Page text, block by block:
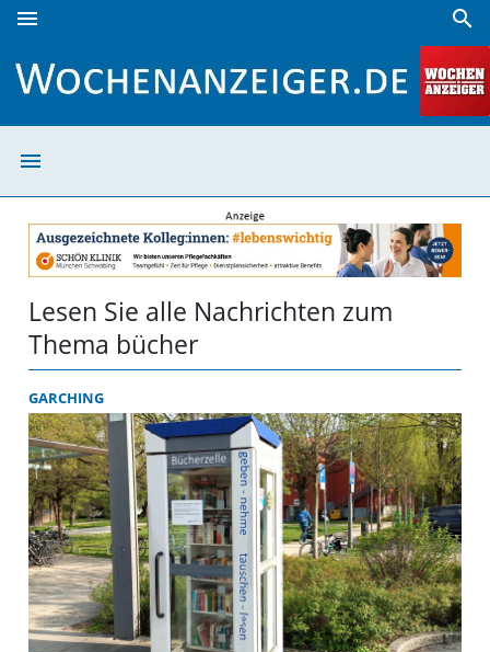
menu search
menu
Lesen Sie alle Nachrichten zum
Thema bücher
GARCHING